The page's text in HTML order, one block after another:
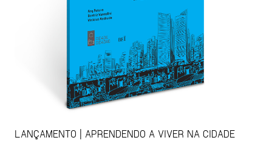
LANÇAMENTO | APRENDENDO A VIVER NA CIDADE